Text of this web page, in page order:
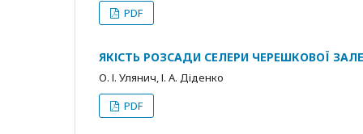
PDF
ЯКІСТЬ РОЗСАДИ СЕЛЕРИ ЧЕРЕШКОВОЇ
О. І. Улянич, І. А. Діденко
PDF